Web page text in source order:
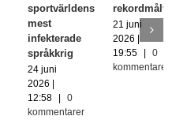
sportvärldens
mest
infekterade
språkkrig
24 juni
2026 |
12:58
0
kommentarer
rekordmålvakt
21 juni
2026 |
19:55
0
kommentarer